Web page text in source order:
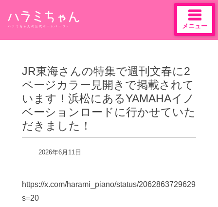
content
ハラミちゃんの公式ホームページ♪ メニュー
JR東海さんの特集で週刊文春に2
ページカラー見開きで掲載されて
います！浜松にあるYAMAHAイノ
ベーションロードに行かせていた
だきました！
2026年6月11日
https://x.com/harami_piano/status/
s=20